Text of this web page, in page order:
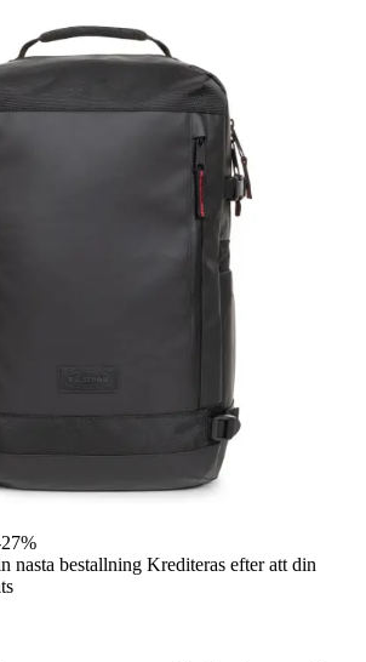
nasta bestallning Krediteras efter att din